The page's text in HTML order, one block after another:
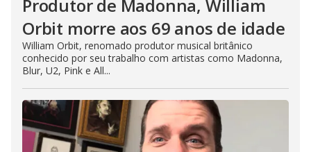
Produtor de Madonna, William
Orbit morre aos 69 anos de idade
William Orbit, renomado produtor musical britânico
conhecido por seu trabalho com artistas como Madonna,
Blur, U2, Pink e All...